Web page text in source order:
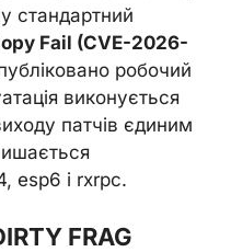
стандартний
Fail (CVE-2026-
робочий
виконується
патчів єдиним
esp6 і rxrpc.
FRAG